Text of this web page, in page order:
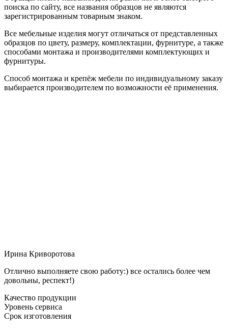
поиска по сайту, все названия образцов не являются
зарегистрированным товарным знаком.
Все мебельные изделия могут отличаться от представленных
образцов по цвету, размеру, комплектации, фурнитуре, а также
способами монтажа и производителями комплектующих и
фурнитуры.
Способ монтажа и крепёж мебели по индивидуальному заказу
выбирается производителем по возможности её применения.
Ирина Криворотова
Отлично выполняете свою работу:) все остались более чем
довольны, респект!)
Качество продукции
Уровень сервиса
Срок изготовления